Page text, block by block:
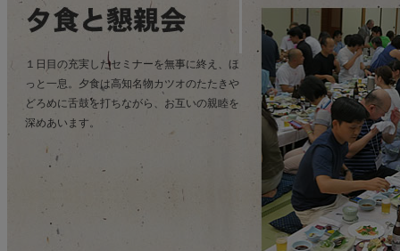
１日目の充実したセミナーを無事に終え、ほ
っと一息。夕食は高知名物カツオのたたきや
どろめに舌鼓を打ちながら、お互いの親睦を
深めあいます。